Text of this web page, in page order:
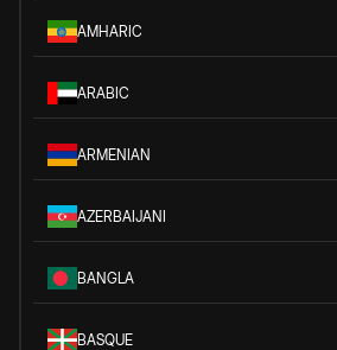
AMHARIC
ARABIC
ARMENIAN
AZERBAIJANI
BANGLA
BASQUE